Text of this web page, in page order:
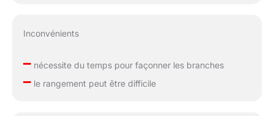
Inconvénients
–nécessite du temps pour façonner les branches
–le rangement peut être difficile